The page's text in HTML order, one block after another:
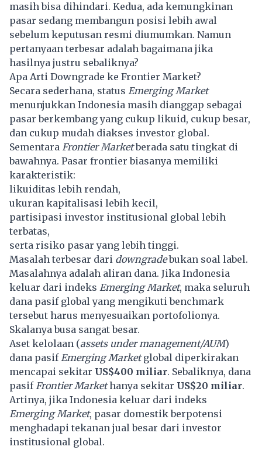
masih bisa dihindari. Kedua, ada kemungkinan
pasar sedang membangun posisi lebih awal
sebelum keputusan resmi diumumkan. Namun
pertanyaan terbesar adalah bagaimana jika
hasilnya justru sebaliknya?
Apa Arti Downgrade ke Frontier Market?
Secara sederhana, status Emerging Market
menunjukkan Indonesia masih dianggap sebagai
pasar berkembang yang cukup likuid, cukup besar,
dan cukup mudah diakses investor global.
Sementara Frontier Marketberada satu tingkat di
bawahnya. Pasar frontier biasanya memiliki
karakteristik:
likuiditas lebih rendah,
ukuran kapitalisasi lebih kecil,
partisipasi investor institusional global lebih
terbatas,
serta risiko pasar yang lebih tinggi.
Masalah terbesar dari downgradebukan soal label.
Masalahnya adalah aliran dana. Jika Indonesia
keluar dari indeks Emerging Market, maka seluruh
dana pasif global yang mengikuti benchmark
tersebut harus menyesuaikan portofolionya.
Skalanya busa sangat besar.
Aset kelolaan (assets under management/AUM)
dana pasifEmerging Marketglobal diperkirakan
mencapai sekitar US$400 miliar. Sebaliknya, dana
pasifFrontier Markethanya sekitar US$20 miliar.
Artinya, jika Indonesia keluar dari indeks
Emerging Market, pasar domestik berpotensi
menghadapi tekanan jual besar dari investor
institusional global.